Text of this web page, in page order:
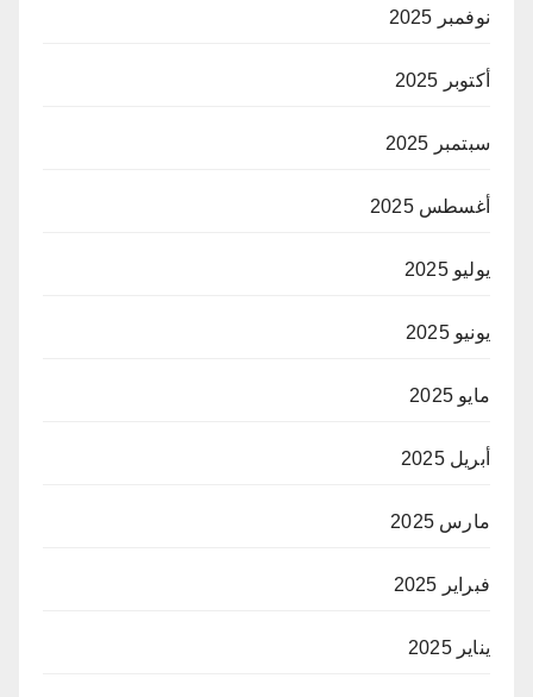
نوفمبر 2025
أكتوبر 2025
سبتمبر 2025
أغسطس 2025
يوليو 2025
يونيو 2025
مايو 2025
أبريل 2025
مارس 2025
فبراير 2025
يناير 2025